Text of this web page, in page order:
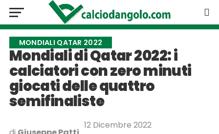
MONDIALI QATAR 2022
Mondiali di Qatar 2022: i
calciatori con zero minuti
giocati delle quattro
semifinaliste
12 Dicembre 2022